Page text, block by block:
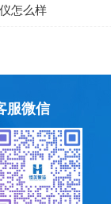
怎么样
服微信